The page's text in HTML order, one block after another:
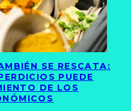
SE RESCATA:
PUEDE
DE LOS